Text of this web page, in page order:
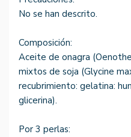
No se han descrito.
Composición:
Aceite de onagra
mixtos de soja (Glycine
recubrimiento: gelatina:
glicerina).
Por 3 perlas: